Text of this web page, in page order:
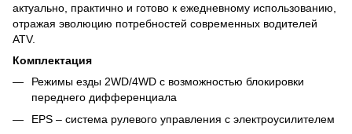
актуально, практично и готово к ежедневному использованию,
отражая эволюцию потребностей современных водителей
ATV.
Комплектация
Режимы езды 2WD/4WD с возможностью блокировки
переднего дифференциала
EPS – система рулевого управления с электроусилителем